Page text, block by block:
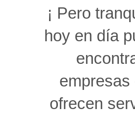
¡ Pero
hoy en día
empresas
ofrecen